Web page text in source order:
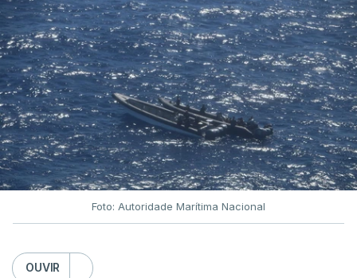
Foto: Autoridade Marítima Nacional
OUVIR